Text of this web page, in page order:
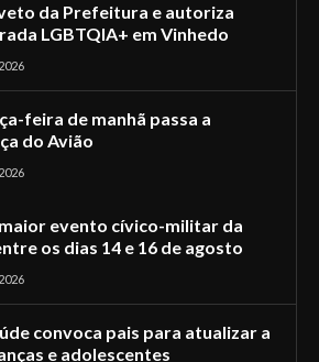
da Prefeitura e autoriza
LGBTQIA+ em Vinhedo
feira de manhã passa a
do Avião
evento cívico-militar da
os dias 14 e 16 de agosto
convoca pais para atualizar a
e adolescentes